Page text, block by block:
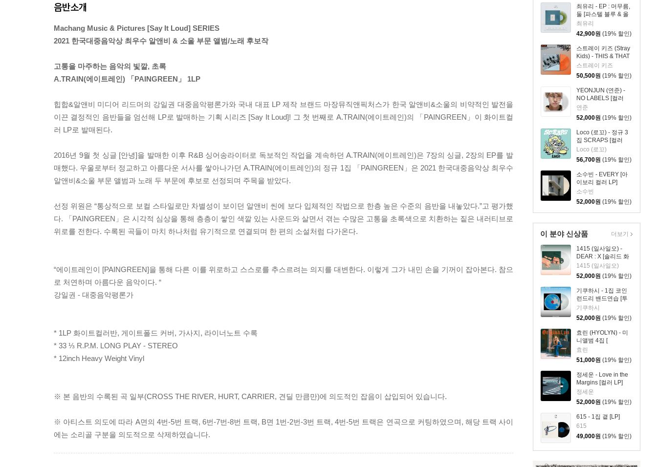
최유리 - EP : 머무름,
둘 [파스텔 블루 & 올
리브 그린 컬러 10인
치 Vinyl]
최유리
42,900원 (19% 할인)
스트레이 키즈 (Stray
Kids) - THIS & THAT
[LP VER.]
스트레이 키즈
50,500원 (19% 할인)
YEONJUN (연준) -
NO LABELS [컬러
LP]
연준
52,000원 (19% 할인)
Loco (로꼬) - 정규 3
집 SCRAPS [컬러
LP]
Loco (로꼬)
56,700원 (19% 할인)
소수빈 - EVERY [아
이보리 컬러 LP]
소수빈
52,000원 (19% 할인)
이 분야 신상품
1415 (일사일오) -
DEAR : X [솔리드 화
이트 컬러 LP]
1415 (일사일오)
52,000원 (19% 할인)
기쿠하시 - 1집 코인
런드리 밴드연습 [투
명 컬러 LP]
기쿠하시
52,000원 (19% 할인)
효린 (HYOLYN) - 미
니앨범 4집 [
OriginaLyn ][LP ver.]
효린
51,000원 (19% 할인)
정세운 - Love in the
Margins [컬러 LP]
정세운
52,000원 (19% 할인)
615 - 1집 곁 [LP]
615
49,000원 (19% 할인)
더보기
음반소개
Machang Music & Pictures [Say It Loud] SERIES
2021 한국대중음악상 최우수 알앤비 & 소울 부문 앨범/노래 후보작
고통을 마주하는 음악의 빛깔, 초록
A.TRAIN(에이트레인) 「PAINGREEN」 1LP
힙합&알앤비 미디어 리드머의 강일권 대중음악평론가와 국내 대표 LP 제작 브랜드 마장뮤직앤픽처스가 한국 알앤비&소울의 비약적인 발전을
이끈 결정적인 음반들을 엄선해 LP로 발매하는 기획 시리즈 [Say It Loud]! 그 첫 번째로 A.TRAIN(에이트레인)의 「PAINGREEN」이 화이트컬
러 LP로 발매된다.
2016년 9월 첫 싱글 [안녕]을 발매한 이후 R&B 싱어송라이터로 독보적인 작업을 계속하던 A.TRAIN(에이트레인)은 7장의 싱글, 2장의 EP를 발
매했다. 우울로부터 정교하고 아름다운 서사를 쌓아나가던 A.TRAIN(에이트레인)의 정규 1집 「PAINGREEN」은 2021 한국대중음악상 최우수
알앤비&소울 부문 앨범과 노래 두 부문에 후보로 선정되며 주목을 받았다.
선정 위원은 “통상적으로 보컬 스타일로만 차별성이 보이던 알앤비 씬에 보다 입체적인 작법으로 한층 높은 수준의 음반을 내놓았다.”고 평가했
다. 「PAINGREEN」은 시각적 심상을 통해 층층이 쌓인 색깔 있는 사운드와 살면서 겪는 수많은 고통을 초록색으로 치환하는 짙은 내러티브로
위로를 전한다. 수록된 곡들이 마치 하나처럼 유기적으로 연결되며 한 편의 소설처럼 다가온다.
“에이트레인이 [PAINGREEN]을 통해 다른 이를 위로하고 스스로를 추스르려는 의지를 대변한다. 이렇게 그가 내민 손을 기꺼이 잡아본다. 참으
로 처연하며 아름다운 음악이다. “
강일권 - 대중음악평론가
* 1LP 화이트컬러반, 게이트폴드 커버, 가사지, 라이너노트 수록
* 33 ⅓ R.P.M. LONG PLAY - STEREO
* 12inch Heavy Weight Vinyl
※ 본 음반의 수록된 곡 일부(CROSS THE RIVER, HURT, CARRIER, 견딜 만큼만)에 의도적인 잡음이 삽입되어 있습니다.
※ 아티스트 의도에 따라 A면의 4번-5번 트랙, 6번-7번-8번 트랙, B면 1번-2번-3번 트랙, 4번-5번 트랙은 연곡으로 커팅하였으며, 해당 트랙 사이
에는 소리골 구분을 의도적으로 삭제하였습니다.